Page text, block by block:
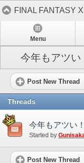
FINAL FANTASY
Menu
Post New Thread
Threads
Started by
Post New Thread